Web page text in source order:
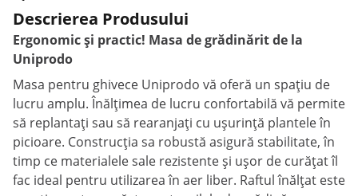
Descrierea Produsului
Ergonomic și practic! Masa de grădinărit de la
Uniprodo
Masa pentru ghivece Uniprodo vă oferă un spațiu de
lucru amplu. Înălțimea de lucru confortabilă vă permite
să replantați sau să rearanjați cu ușurință plantele în
picioare. Construcția sa robustă asigură stabilitate, în
timp ce materialele sale rezistente și ușor de curățat îl
fac ideal pentru utilizarea în aer liber. Raftul înălțat este